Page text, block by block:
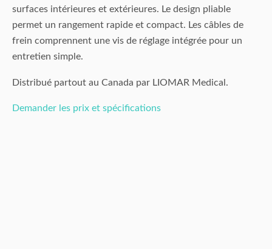
surfaces intérieures et extérieures. Le design pliable
permet un rangement rapide et compact. Les câbles de
frein comprennent une vis de réglage intégrée pour un
entretien simple.
Distribué partout au Canada par LIOMAR Medical.
Demander les prix et spécifications